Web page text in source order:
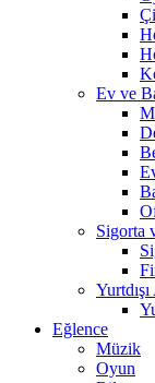
Ev ve
Sigorta
Eğlence
Müzik
Oyun